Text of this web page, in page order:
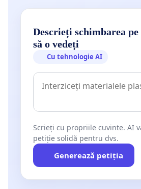
Descrieți schimbarea
să o vedeți
Cu tehnologie AI
Scrieți cu propriile cuvinte. AI
petiție solidă pentru dvs.
Generează petiția